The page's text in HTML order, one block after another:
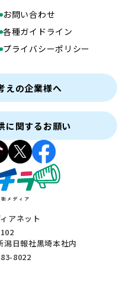
アネット
日報社黒埼本社内
8022
お問い合わせ
各種ガイドライン
プライバシーポリシー
えの企業様へ
に関するお願い